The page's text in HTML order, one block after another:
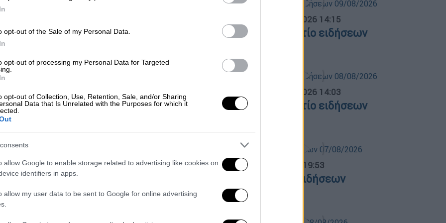
opt-out of the Sale of my Personal Data.
opt-out of processing my Personal Data for Targeted
opt-out of Collection, Use, Retention, Sale, and/or Sharing
Data that Is Unrelated with the Purposes for which it
allow Google to enable storage related to advertising like cookies on
identifiers in apps.
allow my user data to be sent to Google for online advertising
Κόσμος|17.07.2026 20:13
σπίτι - Νεκρά τρία κατοικίδια
περίπου 175.000 ευρώ
«Είδαμε έναν κύριο πεσμένο»: Πώς
09.08.2026 14:15
Μεσημεριανό δελτίο ειδήσεων
08.08.2026 14:03
Μεσημεριανό δελτίο ειδήσεων
Κεντρικό... 07.08.2026 19:53
Κεντρικό δελτίο ειδήσεων
07/08/2026